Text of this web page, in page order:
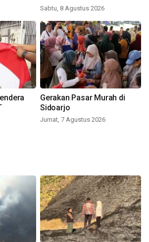
Sabtu, 8 Agustus 2026
Gerakan Pasar Murah di
Sidoarjo
Jumat, 7 Agustus 2026